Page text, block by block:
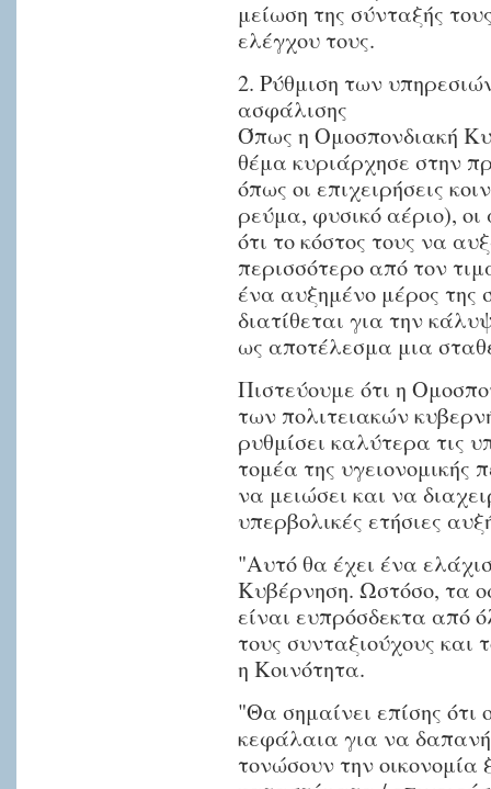
μείωση της σύνταξής
ελέγχου τους.
2. Ρύθμιση των
ασφάλισης
Όπως η Ομοσπονδιακή
θέμα κυριάρχησε στην
όπως οι επιχειρήσεις
ρεύμα, φυσικό αέριο), οι
ότι το κόστος τους να
περισσότερο από τον
ένα αυξημένο μέρος της
διατίθεται για την
ως αποτέλεσμα μια
Πιστεύουμε ότι η
των πολιτειακών
ρυθμίσει καλύτερα τις
τομέα της υγειονομικής
να μειώσει και να
υπερβολικές ετήσιες
"Αυτό θα έχει ένα
Κυβέρνηση. Ωστόσο, τα
είναι ευπρόσδεκτα από
τους συνταξιούχους και
η Κοινότητα.
"Θα σημαίνει επίσης
κεφάλαια για να
τονώσουν την